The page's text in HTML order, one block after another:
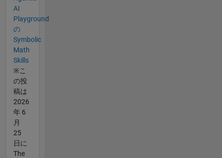
AI
Playground
の
Symbolic
Math
Skills
※こ
の投
稿は
2026
年 6
月
25
日に
The